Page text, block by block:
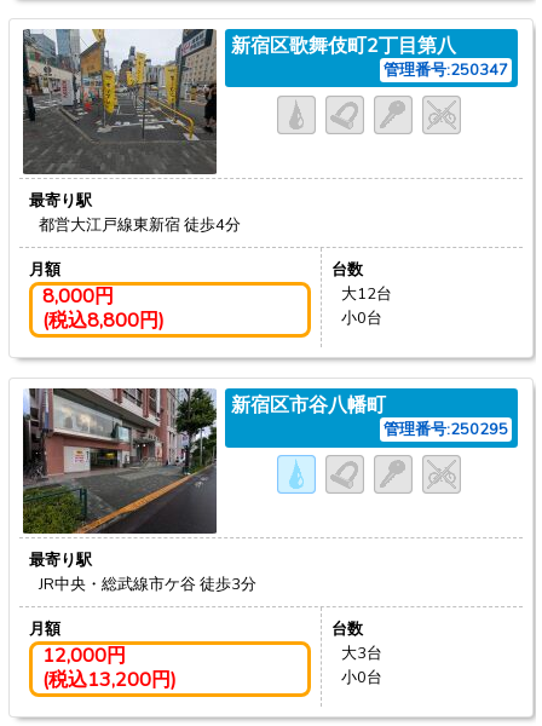
新宿区歌舞伎町2丁目第八
管理番号:250347
最寄り駅
都営大江戸線東新宿徒歩4分
月額
8,000円
(税込8,800円)
台数
大12台
小0台
新宿区市谷八幡町
管理番号:250295
最寄り駅
JR中央・総武線市ケ谷徒歩3分
月額
12,000円
(税込13,200円)
台数
大3台
小0台